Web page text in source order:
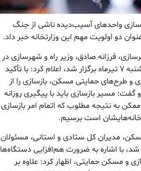
واحدهای آسیب‌دیده ناشی از جنگ
دو اولویت مهم این وزارتخانه خبر داد.
فرزانه صادق، وزیر راه و شهرسازی در
جلسه هفتگی پایش طرح‌های مسکن که یکشنبه ۷ تیرماه برگزار شد، اعلام کرد: با تأکید
و طرح‌های حمایتی مسکن، بازسازی را از
مسیر بازسازی باید با پیگیری روزانه
ممکن به نتیجه مطلوب که اتمام امر بازسازی
است برسیم.
مدیران کل ستادی و استانی، مسئولان
با اشاره به ضرورت هم‌افزایی دستگاه‌ها
و مسکن حمایتی، اظهار کرد: علاوه بر